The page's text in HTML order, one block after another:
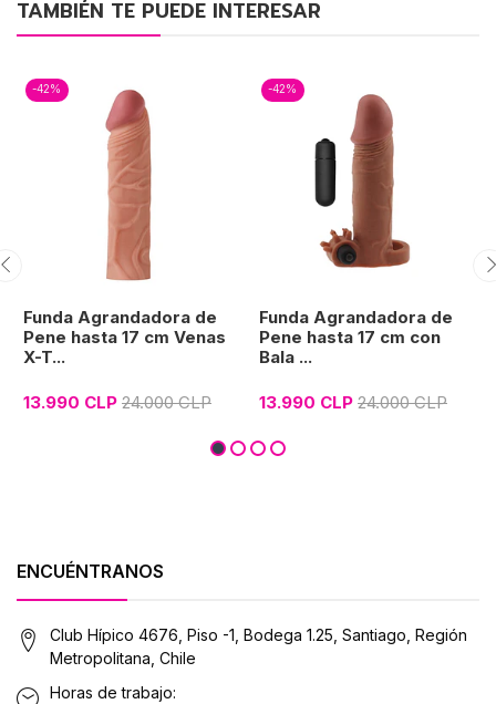
TAMBIÉN TE PUEDE INTERESAR
-42%
Funda Agrandadora de
Pene hasta 17 cm Venas
X-T...
13.990 CLP 24.000 CLP
-42%
Funda Agrandadora de
Pene hasta 17 cm con
Bala ...
13.990 CLP 24.000 CLP
ENCUÉNTRANOS
Club Hípico 4676, Piso -1, Bodega 1.25, Santiago, Región
Metropolitana, Chile
Horas de trabajo: